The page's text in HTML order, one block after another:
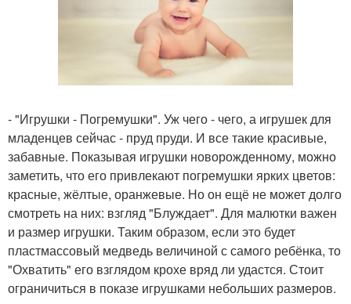
- "Игрушки - Погремушки". Уж чего - чего, а игрушек для
младенцев сейчас - пруд пруди. И все такие красивые,
забавные. Показывая игрушки новорожденному, можно
заметить, что его привлекают погремушки ярких цветов:
красные, жёлтые, оранжевые. Но он ещё не может долго
смотреть на них: взгляд "Блуждает". Для малютки важен
и размер игрушки. Таким образом, если это будет
пластмассовый медведь величиной с самого ребёнка, то
"Охватить" его взглядом крохе вряд ли удастся. Стоит
ограничиться в показе игрушками небольших размеров.